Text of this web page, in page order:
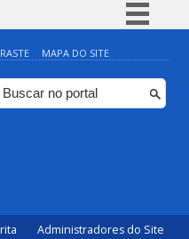
Simplifique!
Comunica BR
Participe
MAPA DO SITE
Administradores do Site